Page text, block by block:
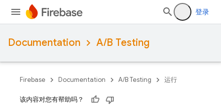
登录
Documentation A/B Testing
Firebase Documentation A/B Testing 运行
该内容对您有帮助吗？